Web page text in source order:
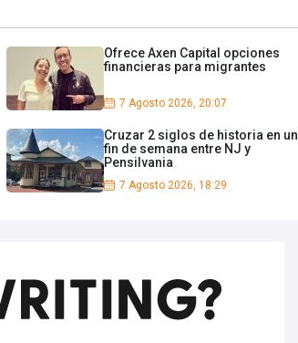
Ofrece Axen Capital opciones
financieras para migrantes
7 Agosto 2026, 20:07
Cruzar 2 siglos de historia en un
fin de semana entre NJ y
Pensilvania
7 Agosto 2026, 18:29